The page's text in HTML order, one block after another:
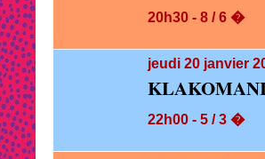
20h30 - 8 / 6 �
jeudi 20 janvier
22h00 - 5 / 3 �